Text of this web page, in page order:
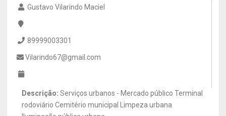
Gustavo Vilarindo Maciel
89999003301
Vilarindo67@gmail.com
Descrição: Serviços urbanos - Mercado público Terminal
rodoviário Cemitério municipal Limpeza urbana